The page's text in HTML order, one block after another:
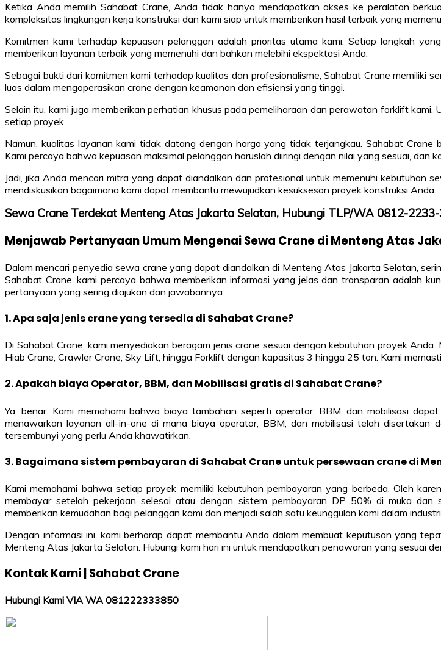
Ketika Anda memilih Sahabat Crane, Anda tidak hanya mendapatkan akses ke peralatan
kompleksitas lingkungan kerja konstruksi dan kami siap untuk memberikan hasil terbaik yang
Komitmen kami terhadap kepuasan pelanggan adalah prioritas utama kami. Setiap langkah
memberikan layanan terbaik yang memenuhi dan bahkan melebihi ekspektasi Anda.
Sebagai bukti dari komitmen kami terhadap kualitas dan profesionalisme, Sahabat Crane memiliki
luas dalam mengoperasikan crane dengan keamanan dan efisiensi yang tinggi.
Selain itu, kami juga memberikan perhatian khusus pada pemeliharaan dan perawatan forklift
setiap proyek.
Namun, kualitas layanan kami tidak datang dengan harga yang tidak terjangkau. Sahabat
Kami percaya bahwa kepuasan maksimal pelanggan haruslah diiringi dengan nilai yang sesuai, dan
Jadi, jika Anda mencari mitra yang dapat diandalkan dan profesional untuk memenuhi kebutuhan
mendiskusikan bagaimana kami dapat membantu mewujudkan kesuksesan proyek konstruksi Anda.
Sewa Crane Terdekat Menteng Atas Jakarta Selatan, Hubungi TLP/WA 0812-
Menjawab Pertanyaan Umum Mengenai Sewa Crane di Menteng Atas
Dalam mencari penyedia sewa crane yang dapat diandalkan di Menteng Atas Jakarta Selatan,
Sahabat Crane, kami percaya bahwa memberikan informasi yang jelas dan transparan adalah
pertanyaan yang sering diajukan dan jawabannya:
1. Apa saja jenis crane yang tersedia di Sahabat Crane?
Di Sahabat Crane, kami menyediakan beragam jenis crane sesuai dengan kebutuhan proyek
Hiab Crane, Crawler Crane, Sky Lift, hingga Forklift dengan kapasitas 3 hingga 25 ton. Kami
2. Apakah biaya Operator, BBM, dan Mobilisasi gratis di Sahabat Crane?
Ya, benar. Kami memahami bahwa biaya tambahan seperti operator, BBM, dan mobilisasi
menawarkan layanan all-in-one di mana biaya operator, BBM, dan mobilisasi telah
tersembunyi yang perlu Anda khawatirkan.
3. Bagaimana sistem pembayaran di Sahabat Crane untuk persewaan crane di
Kami memahami bahwa setiap proyek memiliki kebutuhan pembayaran yang berbeda. Oleh
membayar setelah pekerjaan selesai atau dengan sistem pembayaran DP 50% di muka
memberikan kemudahan bagi pelanggan kami dan menjadi salah satu keunggulan kami dalam
Dengan informasi ini, kami berharap dapat membantu Anda dalam membuat keputusan yang
Menteng Atas Jakarta Selatan. Hubungi kami hari ini untuk mendapatkan penawaran yang sesuai
Kontak Kami | Sahabat Crane
Hubungi Kami VIA WA 081222333850